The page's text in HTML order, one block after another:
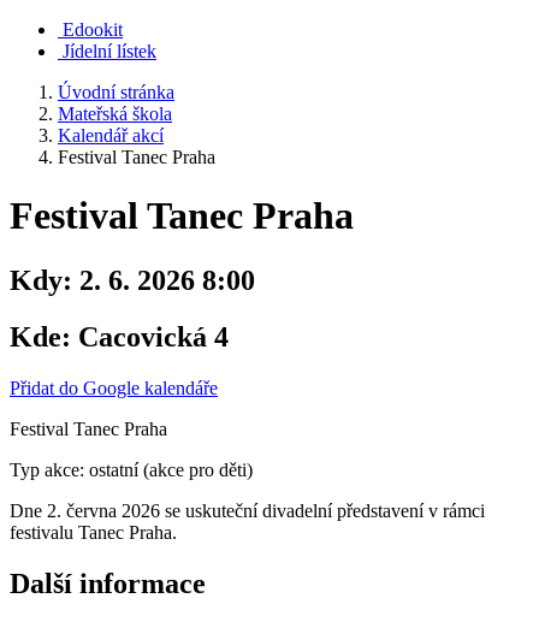
Edookit
Jídelní lístek
Úvodní stránka
Mateřská škola
Kalendář akcí
Festival Tanec Praha
Festival Tanec Praha
Kdy: 2. 6. 2026 8:00
Kde: Cacovická 4
Přidat do Google kalendáře
Festival Tanec Praha
Typ akce: ostatní (akce pro děti)
Dne 2. června 2026 se uskuteční divadelní představení v rámci
festivalu Tanec Praha.
Další informace